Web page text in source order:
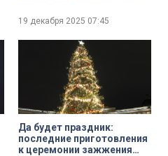
постановке на сцене
«Балтийского дома»
19 декабря 2025 07:45
Да будет праздник:
последние приготовления
к церемонии зажжения